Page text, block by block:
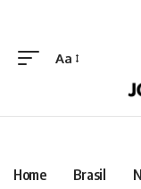
Aa
Home Brasil